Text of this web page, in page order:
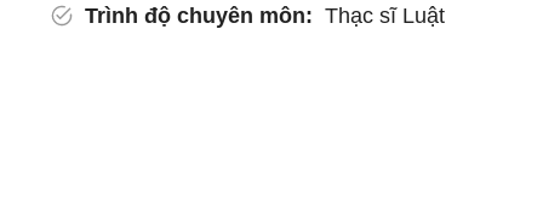
Trình độ chuyên môn: Thạc sĩ Luật